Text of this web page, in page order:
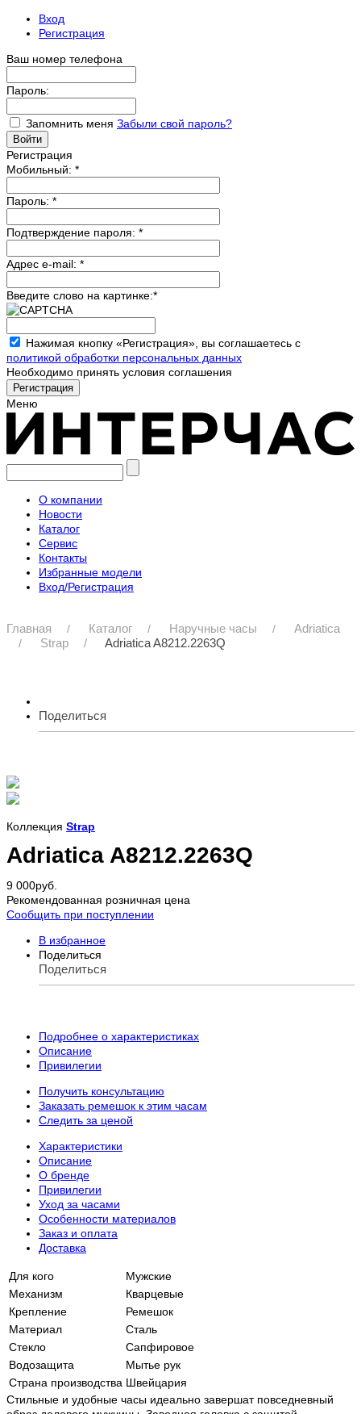
Вход
Регистрация
Ваш номер телефона
Пароль:
Запомнить меня Забыли свой пароль?
Регистрация
Мобильный: *
Пароль: *
Подтверждение пароля: *
Адрес e-mail: *
Введите слово на картинке:*
Нажимая кнопку «Регистрация», вы соглашаетесь с
политикой обработки персональных данных
Необходимо принять условия соглашения
Меню
О компании
Новости
Каталог
Сервис
Контакты
Избранные модели
Вход/Регистрация
Главная Каталог Наручные часы
Adriatica
Strap
Adriatica A8212.2263Q
Поделиться
Коллекция Strap
Adriatica A8212.2263Q
9 000руб.
Рекомендованная розничная цена
Сообщить при поступлении
В избранное
Поделиться
Поделиться
Подробнее о характеристиках
Описание
Привилегии
Получить консультацию
Заказать ремешок к этим часам
Следить за ценой
Характеристики
Описание
О бренде
Привилегии
Уход за часами
Особенности материалов
Заказ и оплата
Доставка
Для кого
Мужские
Механизм
Кварцевые
Крепление
Ремешок
Материал
Сталь
Стекло
Сапфировое
Водозащита
Мытье рук
Страна производства Швейцария
Стильные и удобные часы идеально завершат повседневный